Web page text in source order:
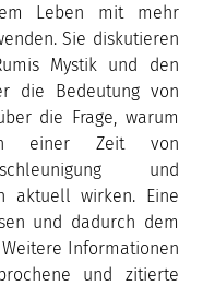
Leben mit mehr
Sie diskutieren
Mystik und den
die Bedeutung von
die Frage, warum
einer Zeit von
und
aktuell wirken. Eine
und dadurch dem
Informationen
und zitierte